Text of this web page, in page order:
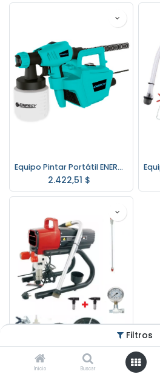
Filtros
Inicio Buscar
Equipo Pintar Portátil ENERGY AS10/2/220
2.422,51 $
Equipo Pintar Airless AEROPRO R450 1,2 HP.
26.137,50$